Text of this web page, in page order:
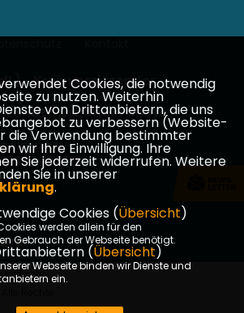
- Kreisvorsitzender
Landtagsabgeordneter
-
Cookies, die notwendig
zu nutzen. Weiterhin
von Drittanbietern, die uns
zu verbessern (Website-
die Verwendung bestimmter
wir Ihre Einwilligung. Ihre
Sie jederzeit widerrufen. Weitere
Sie in unserer
.
Cookies (Übersicht)
werden allein für den
Gebrauch der Webseite benötigt.
(Übersicht)
Webseite binden wir Dienste und
ein.